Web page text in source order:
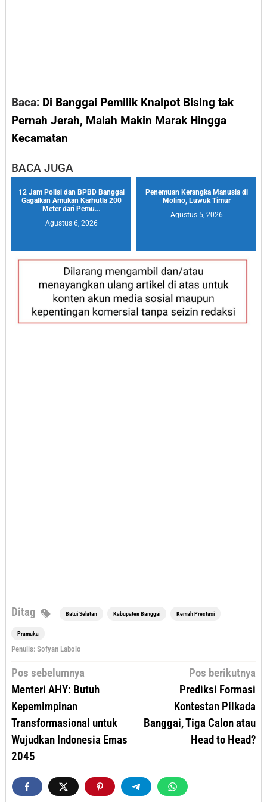
Baca: Di Banggai Pemilik Knalpot Bising tak
Pernah Jerah, Malah Makin Marak Hingga
Kecamatan
BACA JUGA
12 Jam Polisi dan BPBD Banggai
Gagalkan Amukan Karhutla 200
Meter dari Pemu...
Agustus 6, 2026
Penemuan Kerangka Manusia di
Molino, Luwuk Timur
Agustus 5, 2026
Ditag Batui Selatan Kabupaten Banggai Kemah Prestasi
Pramuka
Penulis: Sofyan Labolo
Navigasi
Pos sebelumnya
Menteri AHY: Butuh
Kepemimpinan
Transformasional untuk
Wujudkan Indonesia Emas
2045
Pos berikutnya
Prediksi Formasi
Kontestan Pilkada
Banggai, Tiga Calon atau
Head to Head?